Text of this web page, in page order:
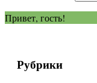
Привет, гость!
Рубрики